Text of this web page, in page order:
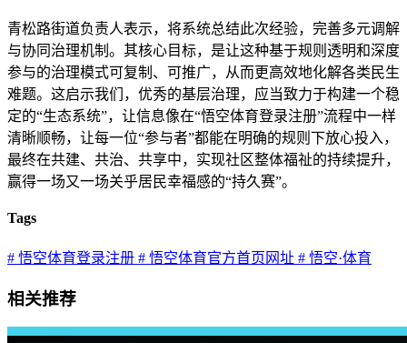
青松路街道负责人表示，将系统总结此次经验，完善多元调解
与协同治理机制。其核心目标，是让这种基于规则透明和深度
参与的治理模式可复制、可推广，从而更高效地化解各类民生
难题。这启示我们，优秀的基层治理，应当致力于构建一个稳
定的“生态系统”，让信息像在“悟空体育登录注册”流程中一样
清晰顺畅，让每一位“参与者”都能在明确的规则下放心投入，
最终在共建、共治、共享中，实现社区整体福祉的持续提升，
赢得一场又一场关乎居民幸福感的“持久赛”。
Tags
# 悟空体育登录注册 # 悟空体育官方首页网址 # 悟空·体育
相关推荐